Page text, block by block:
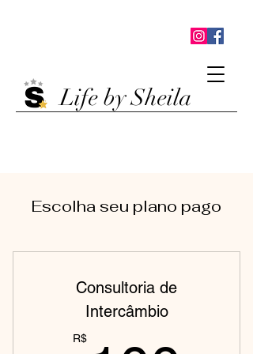
Life by Sheila
Escolha seu plano pago
Consultoria de
Intercâmbio
R$